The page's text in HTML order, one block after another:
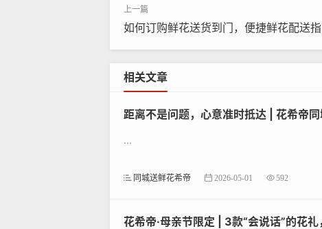
一、选定专业订花渠道
业花店更擅长处理鲜花的跨省运输和保鲜
跨省配送需完整填写九项关键信息
号、备用联系电话、特别地标参照物
如何订购鲜花送货到门，便捷鲜花配送
相关文章
距离不是问题，心意准时抵达 | 花希帝
...
同城送鲜花希帝 2026-05-01 592
花希帝·母亲节限定 | 3款“会说话”的花